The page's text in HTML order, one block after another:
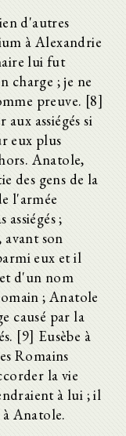
d'autres
à Alexandrie
lui fut
charge ; je ne
preuve. [8]
assiégés si
eux plus
Anatole,
des gens de la
l'armée
;
avant son
eux et il
d'un nom
; Anatole
causé par la
[9] Eusèbe à
Romains
la vie
à lui ; il
Anatole.